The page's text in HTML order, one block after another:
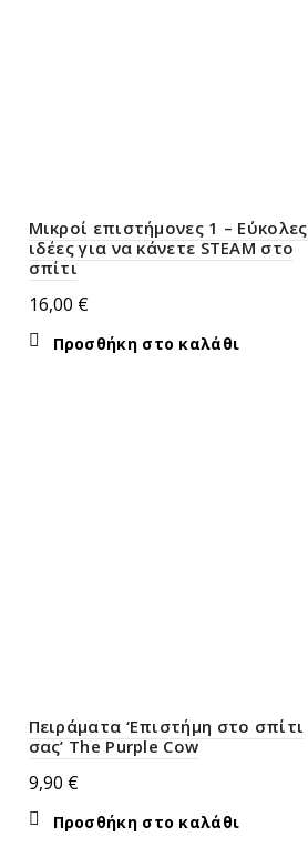
Μικροί επιστήμονες 1 – Εύκολες
ιδέες για να κάνετε STEAM στο
σπίτι
16,00 €
Προσθήκη στο καλάθι
Πειράματα ‘Επιστήμη στο σπίτι
σας’ The Purple Cow
9,90 €
Προσθήκη στο καλάθι